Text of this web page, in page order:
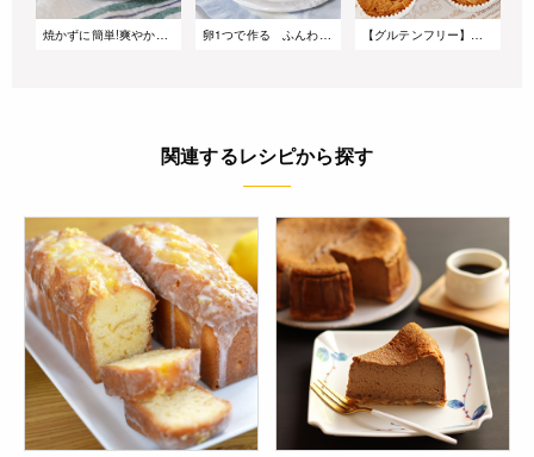
焼かずに簡単!爽やかオレンジレアチーズケーキ 卵1つで作る ふんわりアールグレイのケーキ 【グルテンフリー】ベーキングカップで作る米粉のフロランタン
関連するレシピから探す